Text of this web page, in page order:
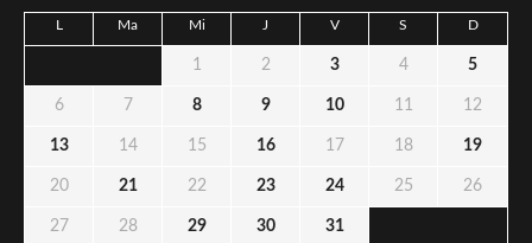
L Ma Mi J V S D
1 2 3 4 5
6 7 8 9 10 11 12
13 14 15 16 17 18 19
20 21 22 23 24 25 26
27 28 29 30 31